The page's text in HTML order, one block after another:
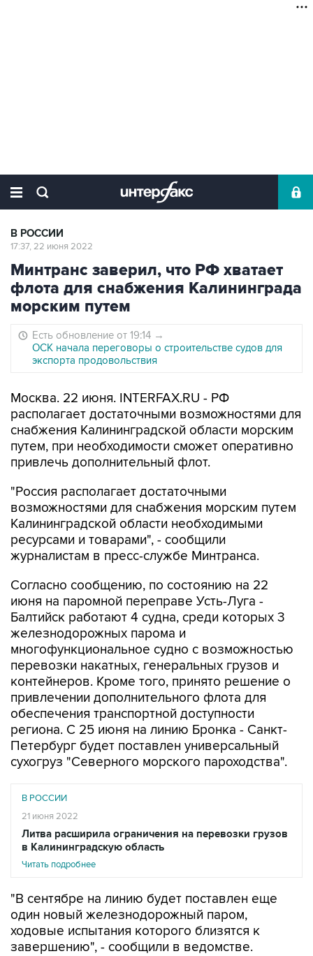
В РОССИИ
17:37, 22 июня 2022
Минтранс заверил, что РФ хватает
флота для снабжения Калининграда
морским путем
Есть обновление от 19:14 →
ОСК начала переговоры о строительстве судов для
экспорта продовольствия
Москва. 22 июня. INTERFAX.RU - РФ
располагает достаточными возможностями для
снабжения Калининградской области морским
путем, при необходимости сможет оперативно
привлечь дополнительный флот.
"Россия располагает достаточными
возможностями для снабжения морским путем
Калининградской области необходимыми
ресурсами и товарами", - сообщили
журналистам в пресс-службе Минтранса.
Согласно сообщению, по состоянию на 22
июня на паромной переправе Усть-Луга -
Балтийск работают 4 судна, среди которых 3
железнодорожных парома и
многофункциональное судно с возможностью
перевозки накатных, генеральных грузов и
контейнеров. Кроме того, принято решение о
привлечении дополнительного флота для
обеспечения транспортной доступности
региона. С 25 июня на линию Бронка - Санкт-
Петербург будет поставлен универсальный
сухогруз "Северного морского пароходства".
В РОССИИ
21 июня 2022
Литва расширила ограничения на перевозки грузов
в Калининградскую область
Читать подробнее
"В сентябре на линию будет поставлен еще
один новый железнодорожный паром,
ходовые испытания которого близятся к
завершению", - сообщили в ведомстве.